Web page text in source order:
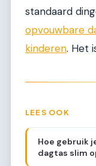
standaard
opvouwbare
kinderen. Het
LEES OOK
Hoe gebruik
dagtas slim